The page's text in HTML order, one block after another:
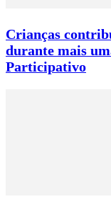
Crianças
durante mais
Participativo